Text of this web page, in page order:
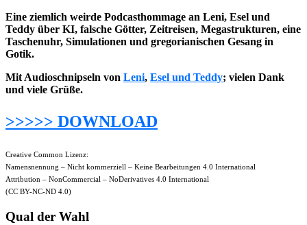
Eine ziemlich weirde Podcasthommage an Leni, Esel und
Teddy über KI, falsche Götter, Zeitreisen, Megastrukturen, eine
Taschenuhr, Simulationen und gregorianischen Gesang in
Gotik.
Mit Audioschnipseln von Leni, Esel und Teddy; vielen Dank
und viele Grüße.
>>>>> DOWNLOAD
Creative Common Lizenz:
Namensnennung – Nicht kommerziell – Keine Bearbeitungen 4.0 International
Attribution – NonCommercial – NoDerivatives 4.0 International
(CC BY-NC-ND 4.0)
Qual der Wahl